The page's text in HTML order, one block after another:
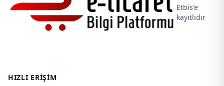
Etbis'e
kayıtlıdır
HIZLI ERIŞIM